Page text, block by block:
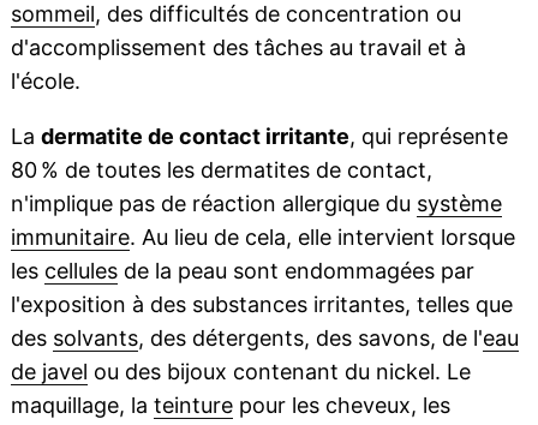
sommeil, des difficultés de concentration ou
d'accomplissement des tâches au travail et à
l'école.
La dermatite de contact irritante, qui représente
80 % de toutes les dermatites de contact,
n'implique pas de réaction allergique du système
immunitaire. Au lieu de cela, elle intervient lorsque
les cellulesde la peau sont endommagées par
l'exposition à des substances irritantes, telles que
des solvants, des détergents, des savons, de l'eau
de javel ou des bijoux contenant du nickel. Le
maquillage, la teinturepour les cheveux, les